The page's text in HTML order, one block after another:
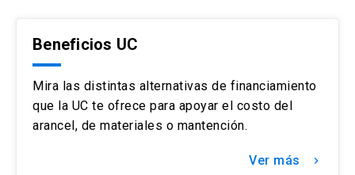
Beneficios UC
Mira las distintas alternativas de financiamiento
que la UC te ofrece para apoyar el costo del
arancel, de materiales o mantención.
Ver más keyboard_arrow_right